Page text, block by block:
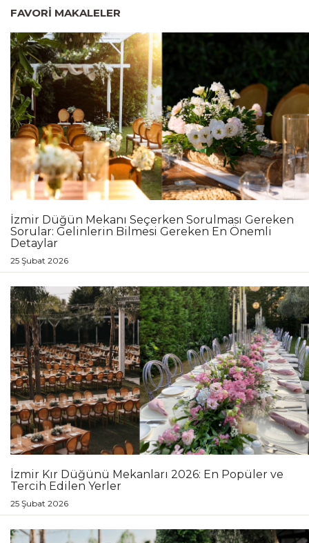
FAVORI MAKALELER
İzmir Düğün Mekanı Seçerken Sorulması Gereken
Sorular: Gelinlerin Bilmesi Gereken En Önemli
Detaylar
25 Şubat 2026
İzmir Kır Düğünü Mekanları 2026: En Popüler ve
Tercih Edilen Yerler
25 Şubat 2026